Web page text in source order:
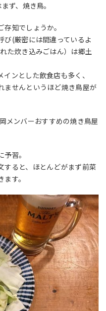
ず、焼き鳥。
存知でしょうか。
び(厳密には間違っているよ
た炊き込みごはん）は郷土
ンとした飲食店も多く、
ませんというほど焼き鳥屋が
メンバーおすすめの焼き鳥屋
習。
すると、ほとんどがまず前菜
す。